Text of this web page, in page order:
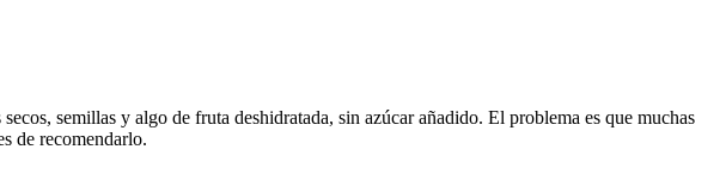
semillas y algo de fruta deshidratada, sin azúcar añadido. El problema es que muchas
de recomendarlo.